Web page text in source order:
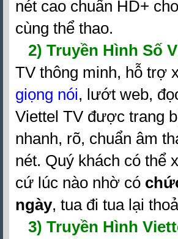
nét cao chuẩn HD+
cùng thể thao.
2) Truyền Hình Số
TV thông minh, hỗ trợ
giọng nói, lướt web,
Viettel TV được trang
nhanh, rõ, chuẩn âm
nét. Quý khách có thể
cứ lúc nào nhờ có
ngày, tua đi tua lại
3) Truyền Hình